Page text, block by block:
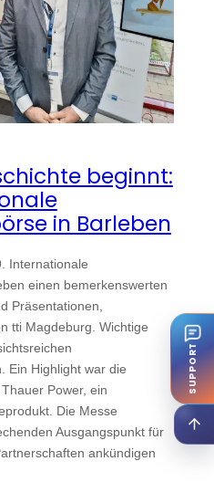
beginnt:
in Barleben
Internationale
einen bemerkenswerten
Präsentationen,
tti Magdeburg. Wichtige
Ein Highlight war die
Power, ein
Die Messe
Ausgangspunkt für
ankündigen
SUPPORT